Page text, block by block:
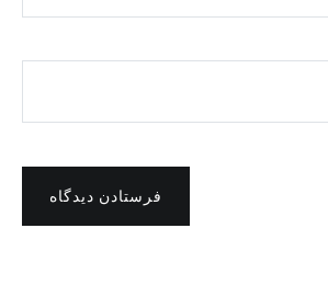
فرستادن دیدگاه